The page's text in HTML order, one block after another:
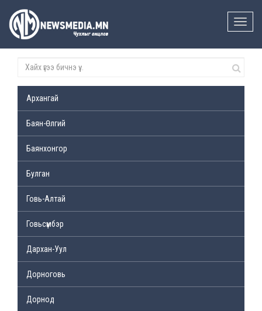
Toggle
Архангай
Баян-Өлгий
Баянхонгор
Булган
Говь-Алтай
Говьсүмбэр
Дархан-Уул
Дорноговь
Дорнод